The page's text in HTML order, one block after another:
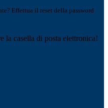
Effettua il reset della password
la casella di posta elettronica!